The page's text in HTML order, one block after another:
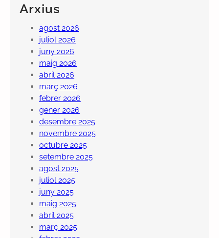
Arxius
agost 2026
juliol 2026
juny 2026
maig 2026
abril 2026
març 2026
febrer 2026
gener 2026
desembre 2025
novembre 2025
octubre 2025
setembre 2025
agost 2025
juliol 2025
juny 2025
maig 2025
abril 2025
març 2025